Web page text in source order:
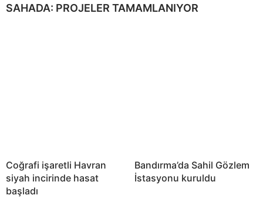
SAHADA: PROJELER TAMAMLANIYOR
Coğrafi işaretli Havran
siyah incirinde hasat
başladı
Bandırma’da Sahil Gözlem
İstasyonu kuruldu